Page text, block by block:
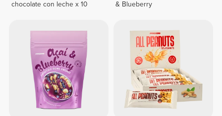
chocolate con leche x 10
& Blueberry